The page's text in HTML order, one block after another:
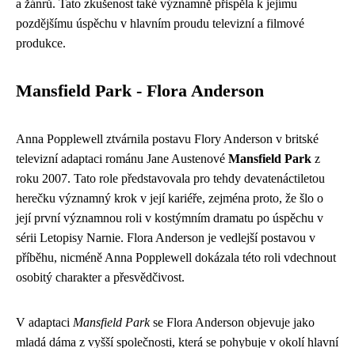
a žánrů. Tato zkušenost také významně přispěla k jejímu
pozdějšímu úspěchu v hlavním proudu televizní a filmové
produkce.
Mansfield Park - Flora Anderson
Anna Popplewell ztvárnila postavu Flory Anderson v britské
televizní adaptaci románu Jane Austenové Mansfield Park z
roku 2007. Tato role představovala pro tehdy devatenáctiletou
herečku významný krok v její kariéře, zejména proto, že šlo o
její první významnou roli v kostýmním dramatu po úspěchu v
sérii Letopisy Narnie. Flora Anderson je vedlejší postavou v
příběhu, nicméně Anna Popplewell dokázala této roli vdechnout
osobitý charakter a přesvědčivost.
V adaptaci Mansfield Parkse Flora Anderson objevuje jako
mladá dáma z vyšší společnosti, která se pohybuje v okolí hlavní